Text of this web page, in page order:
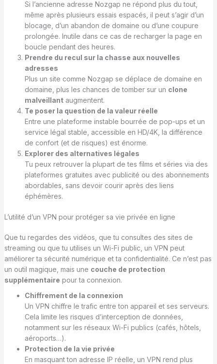
Si l’ancienne adresse Nozgap ne répond plus du tout,
même après plusieurs essais espacés, il peut s’agir d’un
blocage, d’un abandon de domaine ou d’une coupure
prolongée. Inutile dans ce cas de recharger la page en
boucle pendant des heures.
Prendre du recul sur la chasse aux nouvelles
adresses
Plus un site comme Nozgap se déplace de domaine en
domaine, plus les chances de tomber sur un clone
malveillantaugmentent.
Te poser la question de la valeur réelle
Entre une plateforme instable bourrée de pop-ups et un
service légal stable, accessible en HD/4K, la différence
de confort (et de risques) est énorme.
Explorer des alternatives légales
Tu peux retrouver la plupart de tes films et séries via des
plateformes gratuites avec publicité ou des abonnements
abordables, sans devoir courir après des liens
éphémères.
L’utilité d’un VPN pour protéger sa vie privée en ligne
Que tu regardes des vidéos, que tu consultes des sites de
streaming ou que tu utilises un Wi-Fi public, un VPN peut
améliorer ta sécurité numérique et ta confidentialité. Ce n’est pas
un outil magique, mais une couche de protection
supplémentaire pour ta connexion.
Chiffrement de la connexion
Un VPN chiffre le trafic entre ton appareil et ses serveurs.
Cela limite les risques d’interception de données,
notamment sur les réseaux Wi-Fi publics (cafés, hôtels,
aéroports…).
Protection de la vie privée
En masquant ton adresse IP réelle, un VPN rend plus